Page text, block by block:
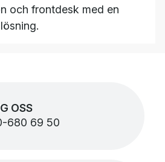
och frontdesk med en
OSS
680 69 50